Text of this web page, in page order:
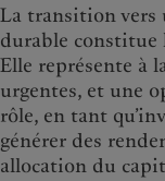
La transition vers
durable constitue
Elle représente à
urgentes, et une
rôle, en tant
générer des
allocation du